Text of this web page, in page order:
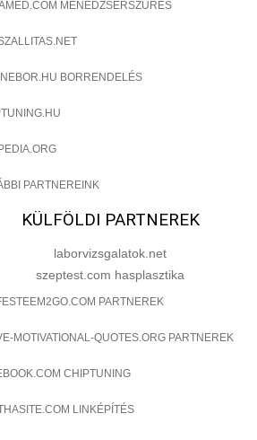
MENEDZSERSZŰRÉS
BORRENDELÉS
PARTNEREINK
KÜLFÖLDI PARTNEREK
laborvizsgalatok.net
szeptest.com hasplasztika
PARTNEREK
MOTIVATIONAL-QUOTES.ORG PARTNEREK
CHIPTUNING
LINKÉPÍTÉS